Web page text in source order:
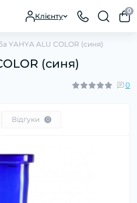
Клієнту
0
YAHYA ALU COLOR (синя)
(синя)
0
Відгуки 0